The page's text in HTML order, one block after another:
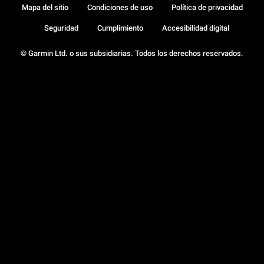
© Garmin Ltd. o sus subsidiarias. Todos los derechos reservados.
Mapa del sitio Condiciones de uso Política de privacidad
Seguridad Cumplimiento Accesibilidad digital